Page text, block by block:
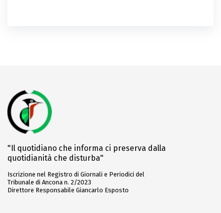
"Il quotidiano che informa ci preserva dalla
quotidianità che disturba"
Iscrizione nel Registro di Giornali e Periodici del
Tribunale di Ancona n. 2/2023
Direttore Responsabile Giancarlo Esposto